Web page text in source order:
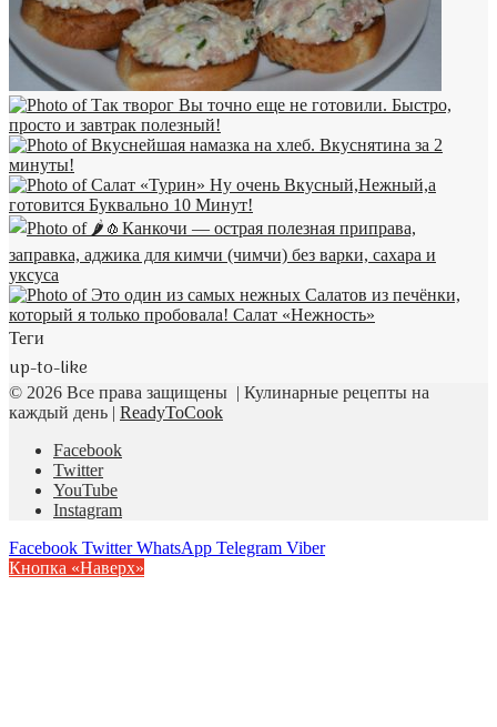
Теги
up-to-like
© 2026 Все права защищены | Кулинарные рецепты на
каждый день | ReadyToCook
Facebook
Twitter
YouTube
Instagram
Facebook Twitter WhatsApp Telegram Viber
Кнопка «Наверх»